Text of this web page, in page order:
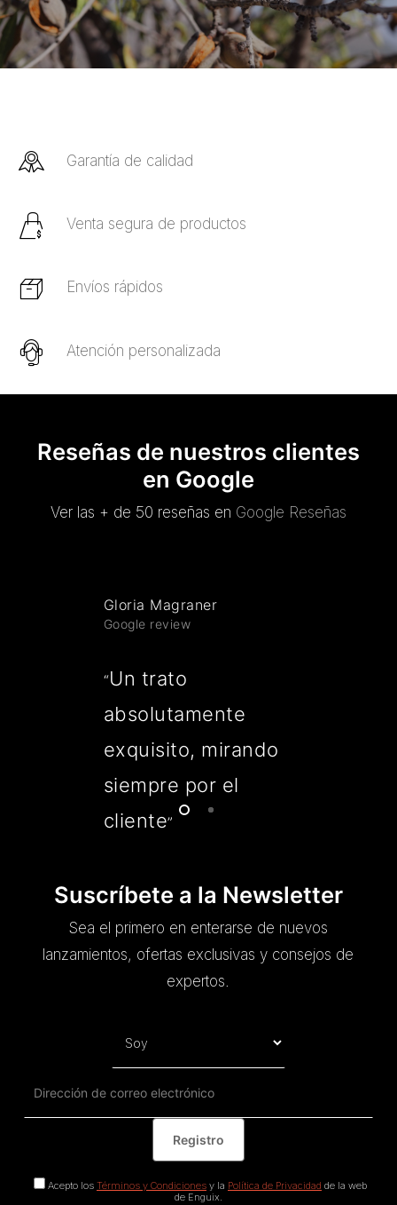
Garantía de calidad
Venta segura de productos
Envíos rápidos
Atención personalizada
Reseñas de nuestros clientes
en Google
Ver las + de 50 reseñas en Google Reseñas
Gloria Magraner
Google review
“Un trato
absolutamente
exquisito, mirando
siempre por el
cliente”
Suscríbete a la Newsletter
Sea el primero en enterarse de nuevos
lanzamientos, ofertas exclusivas y consejos de
expertos.
Acepto los Términos y Condicionesy la Política de Privacidad de la web
de Enguix.